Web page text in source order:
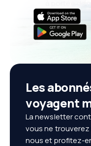
Les
voyagent
La newsletter
vous ne trouverez
nous et profitez-